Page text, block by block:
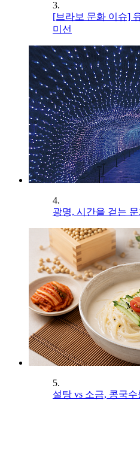
3.
[브라보 문화 이슈]
미선
4.
광명, 시간을 걷는
5.
설탕 vs 소금, 콩국